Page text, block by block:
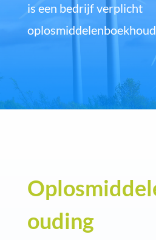
is een bedrijf verplicht
ouding